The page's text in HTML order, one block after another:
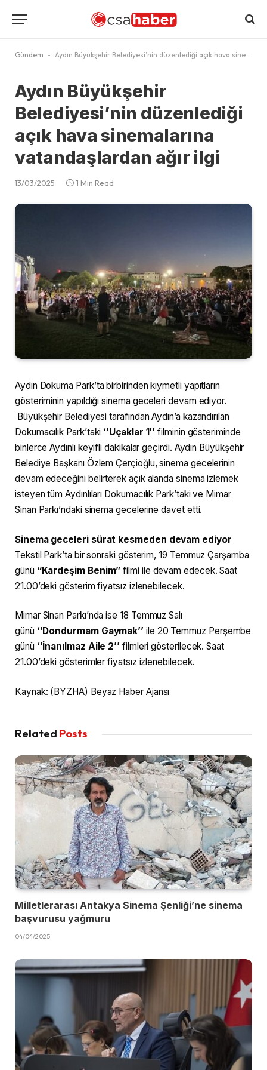
Gündem - Aydın Büyükşehir Belediyesi’nin düzenlediği açık hava sinemalarına vatandaşlardan ağır ilgi
Aydın Büyükşehir
Belediyesi’nin düzenlediği
açık hava sinemalarına
vatandaşlardan ağır ilgi
13/03/2025 1 Min Read
Aydın Dokuma Park’ta birbirinden kıymetli yapıtların
gösteriminin yapıldığı sinema geceleri devam ediyor.
Büyükşehir Belediyesi tarafından Aydın’a kazandırılan
Dokumacılık Park’taki ‘’Uçaklar 1’’filminin gösteriminde
binlerce Aydınlı keyifli dakikalar geçirdi. Aydın Büyükşehir
Belediye Başkanı Özlem Çerçioğlu, sinema gecelerinin
devam edeceğini belirterek açık alanda sinema izlemek
isteyen tüm Aydınlıları Dokumacılık Park’taki ve Mimar
Sinan Parkı’ndaki sinema gecelerine davet etti.
Sinema geceleri sürat kesmeden devam ediyor
Tekstil Park’ta bir sonraki gösterim, 19 Temmuz Çarşamba
günü “Kardeşim Benim” filmi ile devam edecek. Saat
21.00’deki gösterim fiyatsız izlenebilecek.
Mimar Sinan Parkı’nda ise 18 Temmuz Salı
günü ‘’Dondurmam Gaymak’’ ile 20 Temmuz Perşembe
günü ‘’İnanılmaz Aile 2’’ filmleri gösterilecek. Saat
21.00’deki gösterimler fiyatsız izlenebilecek.
Kaynak: (BYZHA) Beyaz Haber Ajansı
Related Posts
Milletlerarası Antakya Sinema Şenliği’ne sinema
başvurusu yağmuru
04/04/2025